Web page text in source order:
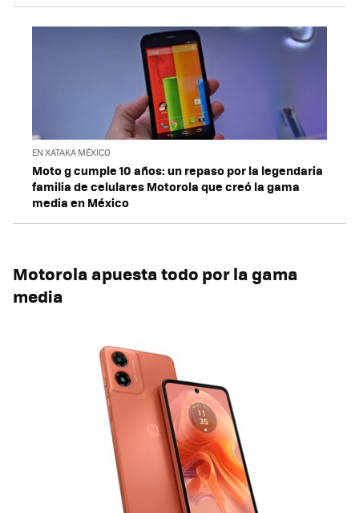
EN XATAKA MÉXICO
Moto g cumple 10 años: un repaso por la legendaria
familia de celulares Motorola que creó la gama
media en México
Motorola apuesta todo por la gama
media